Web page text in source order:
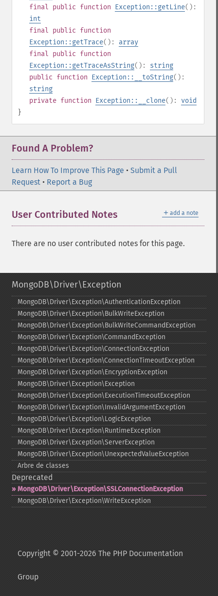
final public function Exception::getLine():
int
final public function
Exception::getTrace(): array
final public function
Exception::getTraceAsString(): string
public function Exception::__toString():
string
private function Exception::__clone(): void
}
Found A Problem?
Learn How To Improve This Page • Submit a Pull
Request • Report a Bug
＋ add a note
User Contributed Notes
There are no user contributed notes for this page.
MongoDB\Driver\Exception
MongoDB\Driver\Exception\AuthenticationException
MongoDB\Driver\Exception\BulkWriteException
MongoDB\Driver\Exception\BulkWriteCommandException
MongoDB\Driver\Exception\CommandException
MongoDB\Driver\Exception\ConnectionException
MongoDB\Driver\Exception\ConnectionTimeoutException
MongoDB\Driver\Exception\EncryptionException
MongoDB\Driver\Exception\Exception
MongoDB\Driver\Exception\ExecutionTimeoutException
MongoDB\Driver\Exception\InvalidArgumentException
MongoDB\Driver\Exception\LogicException
MongoDB\Driver\Exception\RuntimeException
MongoDB\Driver\Exception\ServerException
MongoDB\Driver\Exception\UnexpectedValueException
Arbre de classes
Deprecated
MongoDB\Driver\Exception\SSLConnectionException
MongoDB\Driver\Exception\WriteException
Copyright © 2001-2026 The PHP Documentation
Group